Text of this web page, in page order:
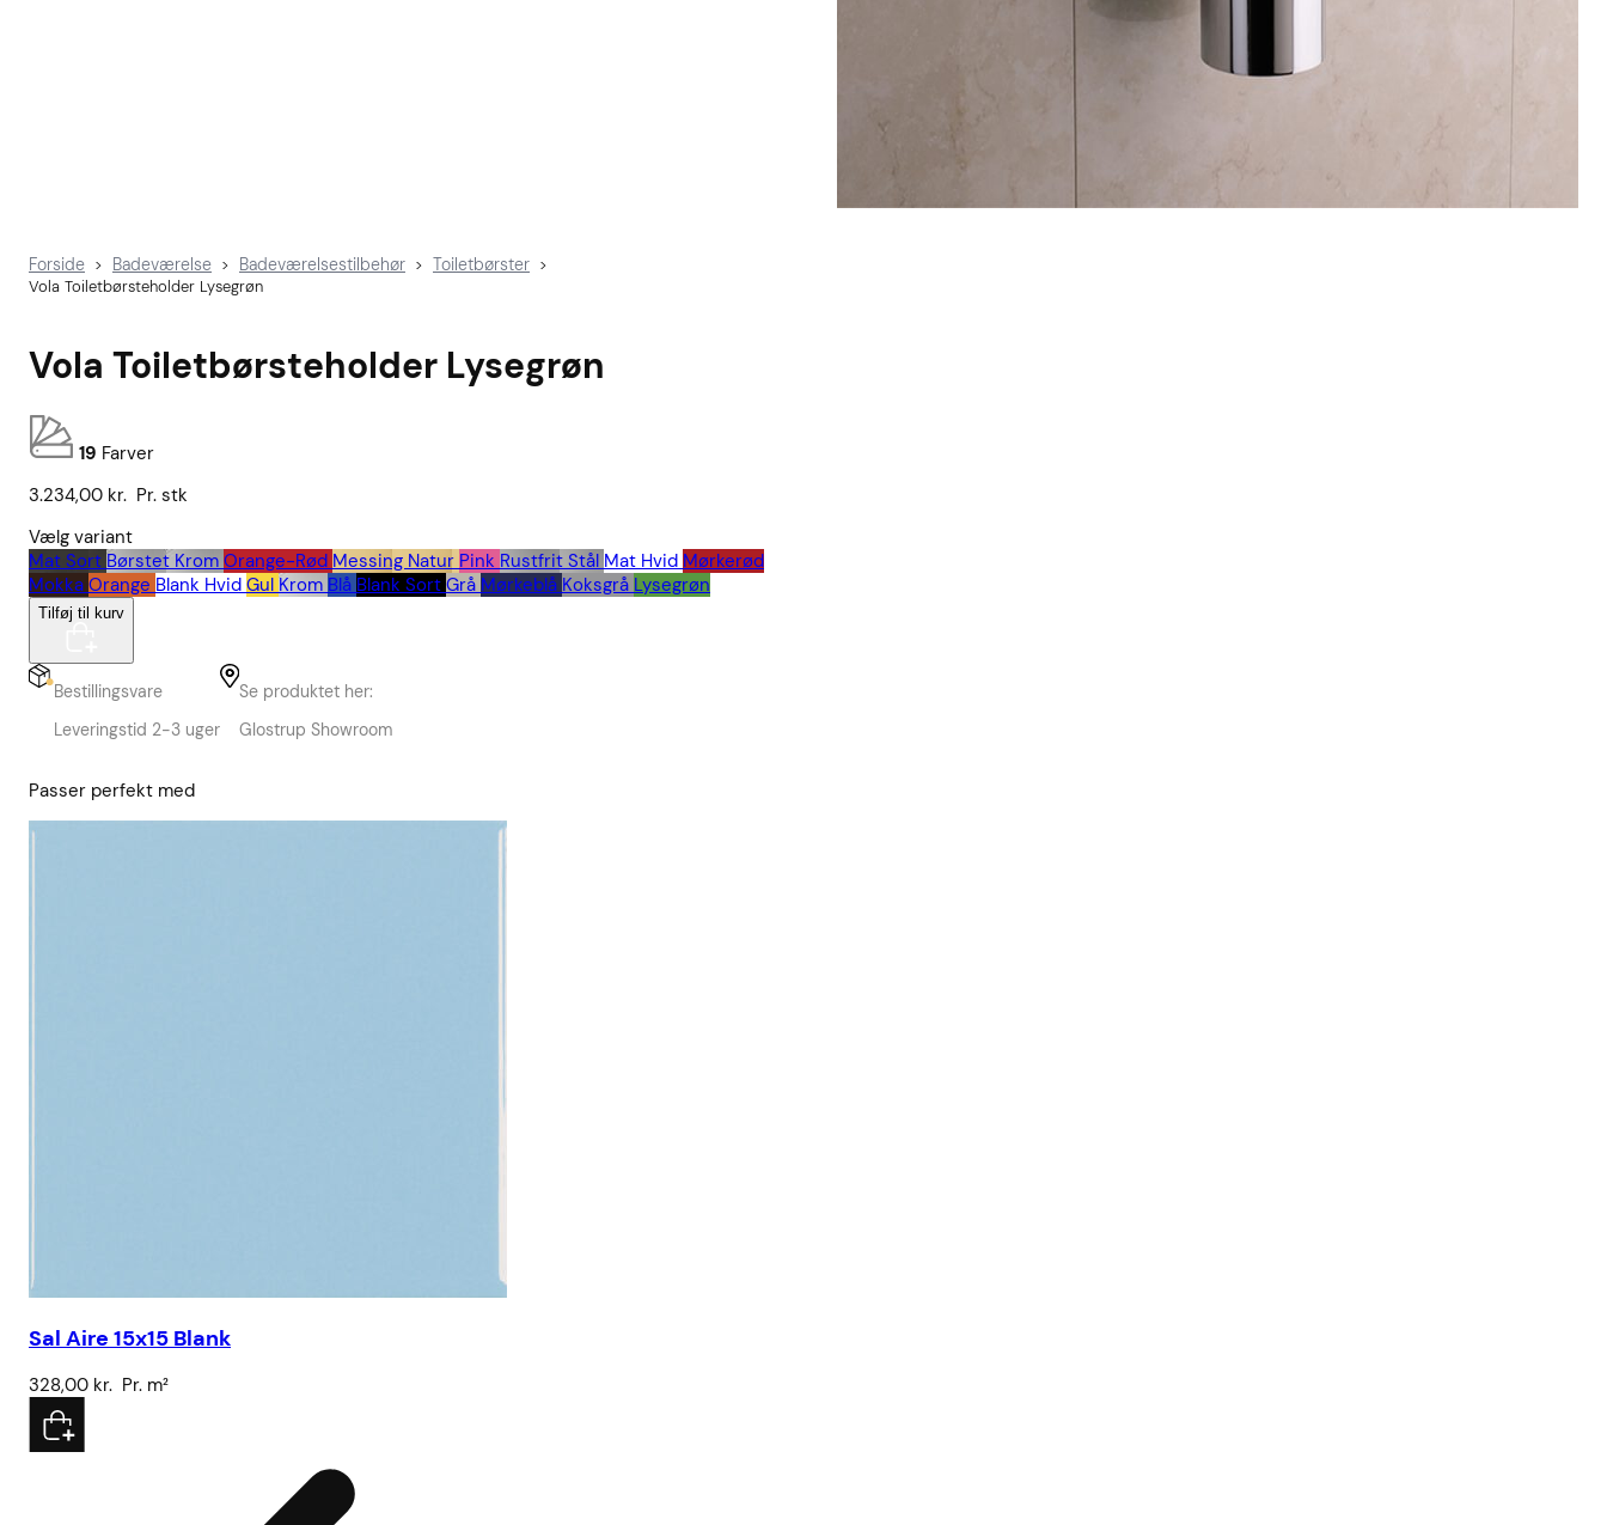
Forside > Badeværelse > Badeværelsestilbehør > Toiletbørster >
Vola Toiletbørsteholder Lysegrøn
Vola Toiletbørsteholder Lysegrøn
19 Farver
3.234,00 kr. Pr. stk
Vælg variant
Mat Sort Børstet Krom Orange-Rød Messing Natur Pink Rustfrit Stål Mat Hvid Mørkerød
Mokka Orange Blank Hvid Gul Krom Blå Blank Sort Grå Mørkeblå Koksgrå Lysegrøn
Tilføj til kurv
Bestillingsvare
Leveringstid 2-3 uger
Se produktet her:
Glostrup Showroom
Passer perfekt med
Sal Aire 15x15 Blank
328,00 kr. Pr. m²